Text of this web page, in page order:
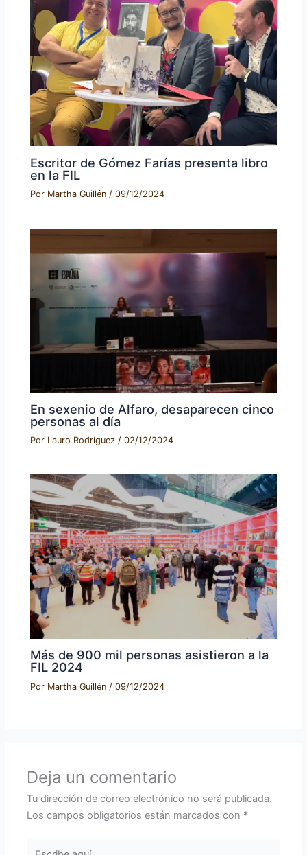
Escritor de Gómez Farías presenta libro
en la FIL
Por Martha Guillén /09/12/2024
En sexenio de Alfaro, desaparecen cinco
personas al día
Por Lauro Rodríguez /02/12/2024
Más de 900 mil personas asistieron a la
FIL 2024
Por Martha Guillén /09/12/2024
Deja un comentario
Tu dirección de correo electrónico no será publicada.
Los campos obligatorios están marcados con *